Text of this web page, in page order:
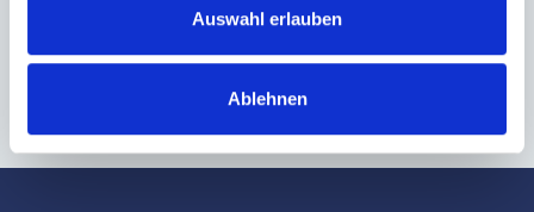
Auswahl erlauben
Ablehnen
Absenden